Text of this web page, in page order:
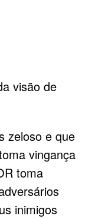
visão de
zeloso e que
vingança
toma
inimigos